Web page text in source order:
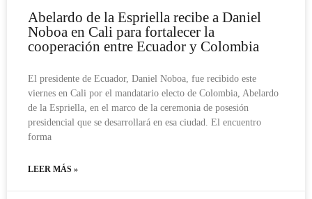
Abelardo de la Espriella recibe a Daniel
Noboa en Cali para fortalecer la
cooperación entre Ecuador y Colombia
El presidente de Ecuador, Daniel Noboa, fue recibido este
viernes en Cali por el mandatario electo de Colombia, Abelardo
de la Espriella, en el marco de la ceremonia de posesión
presidencial que se desarrollará en esa ciudad. El encuentro
forma
LEER MÁS »